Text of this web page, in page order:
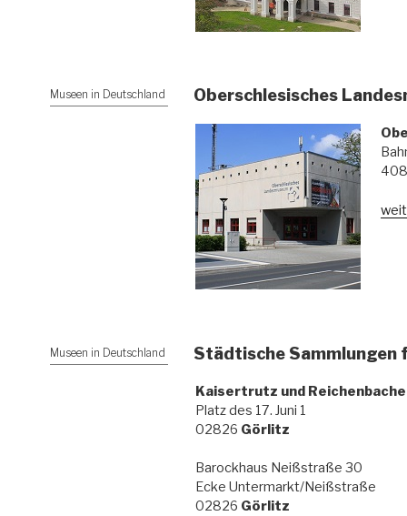
Museen in Deutschland Oberschlesisches
Museen in Deutschland Städtische Sammlungen
Kaisertrutz und
Platz des 17. Juni 1
02826 Görlitz
Barockhaus Neißstraße 30
Ecke Untermarkt/Neißstraße
02826 Görlitz